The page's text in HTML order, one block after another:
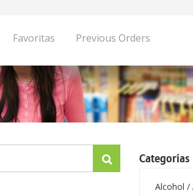
Favoritas Previous Orders
Categorías
Alcohol /